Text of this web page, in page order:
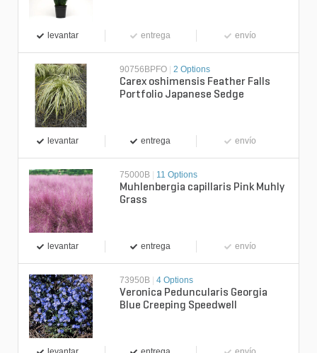
levantar entrega envío
90756BPFO 2 Options
Carex oshimensis Feather Falls
Portfolio Japanese Sedge
levantar entrega envío
75000B 11 Options
Muhlenbergia capillaris Pink Muhly
Grass
levantar entrega envío
73950B 4 Options
Veronica Peduncularis Georgia
Blue Creeping Speedwell